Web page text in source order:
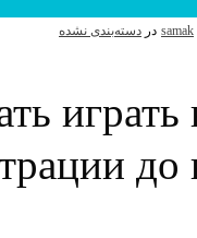
samak در دسته‌بندی نشده
до